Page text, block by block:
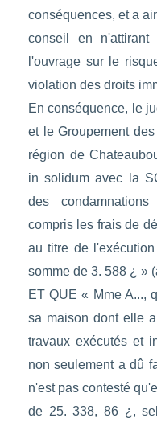
conséquences, et a
conseil en
l'ouvrage sur le
violation des droits
En conséquence, le
et le Groupement
région de
in solidum avec la
des
compris les frais de
au titre de
somme de 3. 588 ¿ »
ET QUE « Mme A...,
sa maison dont elle
travaux exécutés et
non seulement a dû
n'est pas contesté
de 25. 338, 86 ¿,